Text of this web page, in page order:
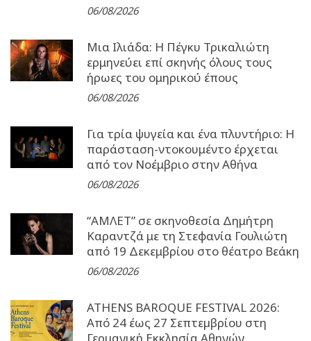
06/08/2026
Μια Ιλιάδα: H Πέγκυ Τρικαλιώτη
ερμηνεύει επί σκηνής όλους τους
ήρωες του ομηρικού έπους
06/08/2026
Για τρία ψυγεία και ένα πλυντήριο: Η
παράσταση-ντοκουμέντο έρχεται
από τον Νοέμβριο στην Αθήνα
06/08/2026
“ΑΜΛΕΤ” σε σκηνοθεσία Δημήτρη
Καραντζά με τη Στεφανία Γουλιώτη
από 19 Δεκεμβρίου στο θέατρο Βεάκη
06/08/2026
ATHENS BAROQUE FESTIVAL 2026:
Από 24 έως 27 Σεπτεµβρίου στη